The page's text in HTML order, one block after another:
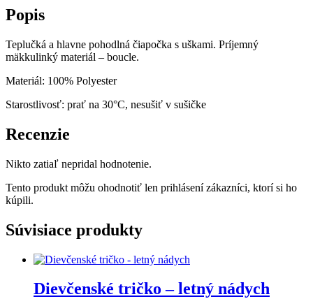
ružová
Popis
Teplučká a hlavne pohodlná čiapočka s uškami. Príjemný
mäkkulinký materiál – boucle.
Materiál: 100% Polyester
Starostlivosť: prať na 30°C, nesušiť v sušičke
Recenzie
Nikto zatiaľ nepridal hodnotenie.
Tento produkt môžu ohodnotiť len prihlásení zákazníci, ktorí si ho
kúpili.
Súvisiace produkty
Dievčenské tričko – letný nádych